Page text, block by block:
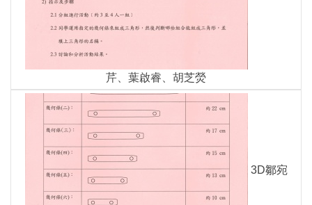
芹、葉啟睿、胡芝熒
3D鄒宛